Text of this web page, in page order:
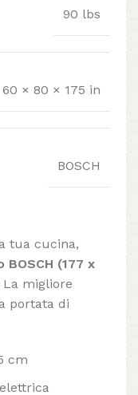
90 lbs
60 × 80 × 175 in
BOSCH
tua cucina,
(177 x
La migliore
portata di
cm